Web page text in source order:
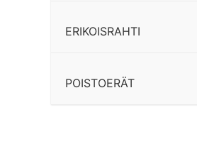
ERIKOISRAHTI
POISTOERÄT